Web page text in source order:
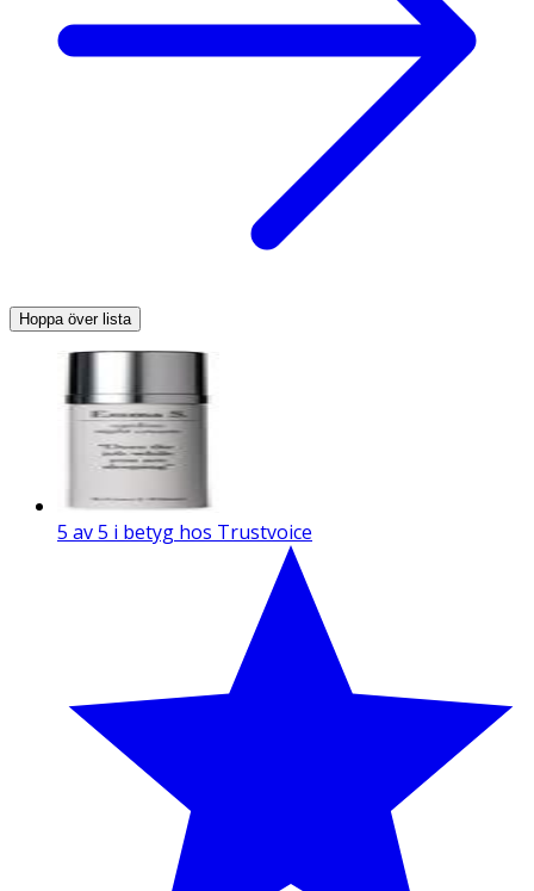
Hoppa över lista
5 av 5 i betyg hos Trustvoice